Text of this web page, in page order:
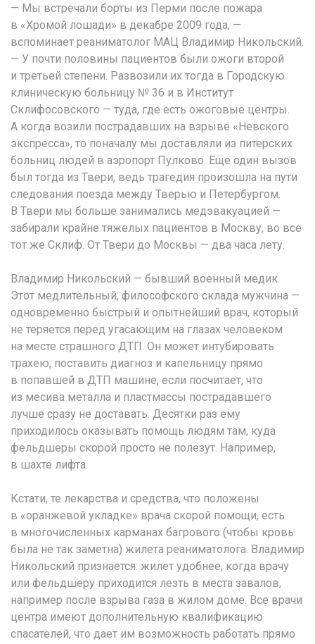
— Мы встречали борты из Перми после пожара
в «Хромой лошади» в декабре 2009 года, —
вспоминает реаниматолог МАЦ Владимир Никольский.
— У почти половины пациентов были ожоги второй
и третьей степени. Развозили их тогда в Городскую
клиническую больницу № 36 и в Институт
Склифосовского — туда, где есть ожоговые центры.
А когда возили пострадавших на взрыве «Невского
экспресса», то поначалу мы доставляли из питерских
больниц людей в аэропорт Пулково. Еще один вызов
был тогда из Твери, ведь трагедия произошла на пути
следования поезда между Тверью и Петербургом.
В Твери мы больше занимались медэвакуацией —
забирали крайне тяжелых пациентов в Москву, во все
тот же Склиф. От Твери до Москвы — два часа лету.
Владимир Никольский — бывший военный медик.
Этот медлительный, философского склада мужчина —
одновременно быстрый и опытнейший врач, который
не теряется перед угасающим на глазах человеком
на месте страшного ДТП. Он может интубировать
трахею, поставить диагноз и капельницу прямо
в попавшей в ДТП машине, если посчитает, что
из месива металла и пластмассы пострадавшего
лучше сразу не доставать. Десятки раз ему
приходилось оказывать помощь людям там, куда
фельдшеры скорой просто не полезут. Например,
в шахте лифта.
Кстати, те лекарства и средства, что положены
в «оранжевой укладке» врача скорой помощи, есть
в многочисленных карманах багрового (чтобы кровь
была не так заметна) жилета реаниматолога. Владимир
Никольский признается: жилет удобнее, когда врачу
или фельдшеру приходится лезть в места завалов,
например после взрыва газа в жилом доме. Все врачи
центра имеют дополнительную квалификацию
спасателей, что дает им возможность работать прямо